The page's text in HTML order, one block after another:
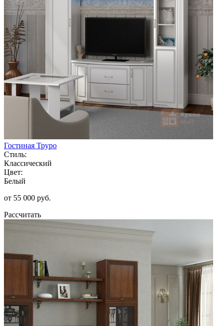
Гостиная Труро
Стиль:
Классический
Цвет:
Белый
от 55 000 руб.
Рассчитать